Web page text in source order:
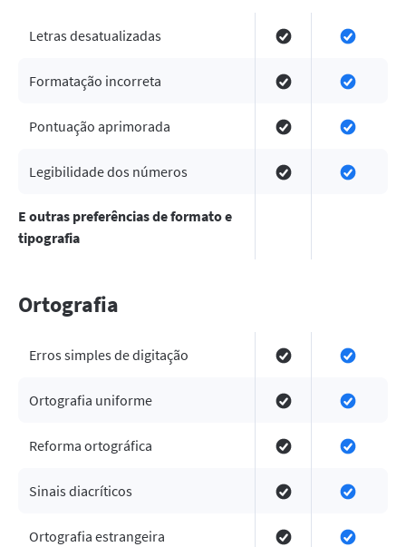
Letras desatualizadas
Formatação incorreta
Pontuação aprimorada
Legibilidade dos números
E outras preferências de formato e
tipografia
Ortografia
Erros simples de digitação
Ortografia uniforme
Reforma ortográfica
Sinais diacríticos
Ortografia estrangeira